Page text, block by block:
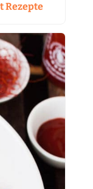
Rezepte